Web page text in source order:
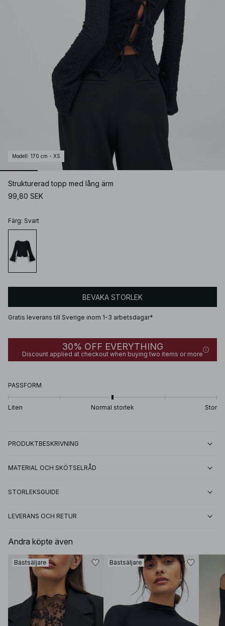
Modell : 170 cm - XS
Strukturerad topp med lång ärm
99,80 SEK
Färg: Svart
BEVAKA STORLEK
Gratis leverans till Sverige inom 1-3 arbetsdagar*
30% OFF EVERYTHING
Discount applied at checkout when buying two items or more
PASSFORM
Liten Normal storlek Stor
PRODUKTBESKRIVNING
MATERIAL OCH SKÖTSELRÅD
STORLEKSGUIDE
LEVERANS OCH RETUR
Andra köpte även
Bästsäljare Bästsäljare